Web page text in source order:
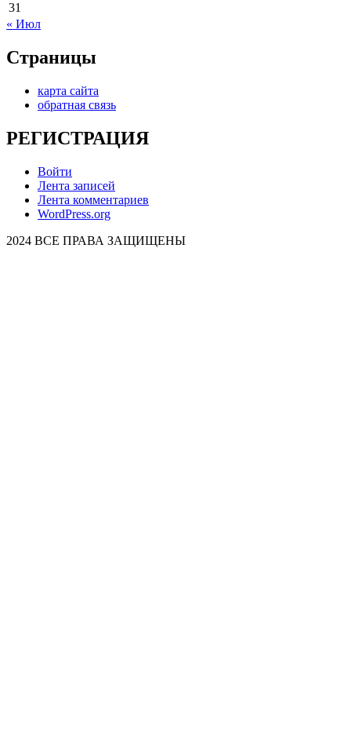
31
« Июл
Страницы
карта сайта
обратная связь
РЕГИСТРАЦИЯ
Войти
Лента записей
Лента комментариев
WordPress.org
2024 ВСЕ ПРАВА ЗАЩИЩЕНЫ